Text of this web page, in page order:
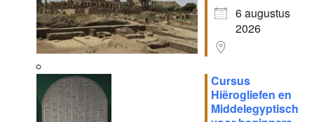
6 augustus
2026
Cursus
Hiërogliefen en
Middelegyptisch